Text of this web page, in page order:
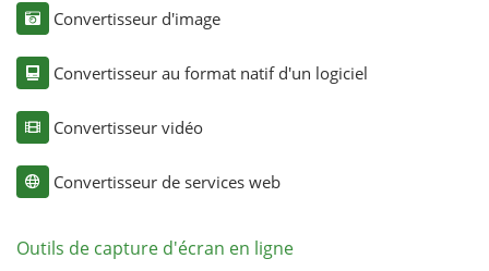
Convertisseur d'image
Convertisseur au format natif d'un logiciel
Convertisseur vidéo
Convertisseur de services web
Outils de capture d'écran en ligne